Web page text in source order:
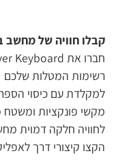
חוויה של מחשב
המטלות שלכם
עם כיסוי הספר יש
חלקה דמוית מחשב
קיצורי דרך